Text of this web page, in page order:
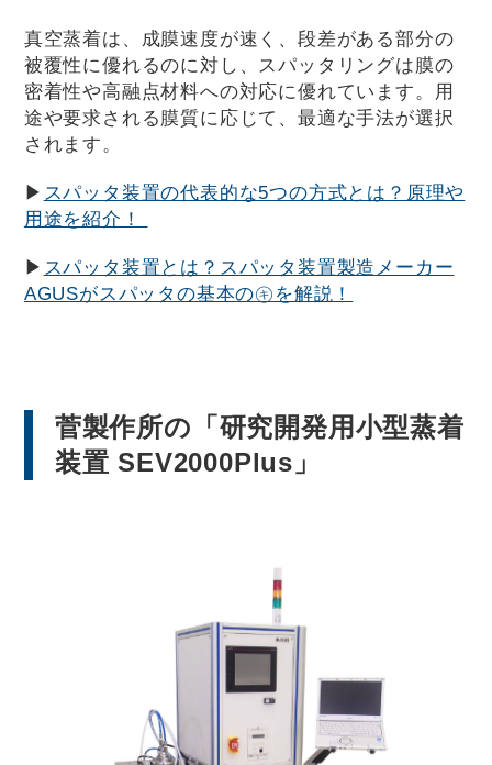
真空蒸着は、成膜速度が速く、段差がある部分の
被覆性に優れるのに対し、スパッタリングは膜の
密着性や高融点材料への対応に優れています。用
途や要求される膜質に応じて、最適な手法が選択
されます。
▶ スパッタ装置の代表的な5つの方式とは？原理や
用途を紹介！
▶ スパッタ装置とは？スパッタ装置製造メーカー
AGUSがスパッタの基本の㋖を解説！
菅製作所の「研究開発用小型蒸着
装置 SEV2000Plus」